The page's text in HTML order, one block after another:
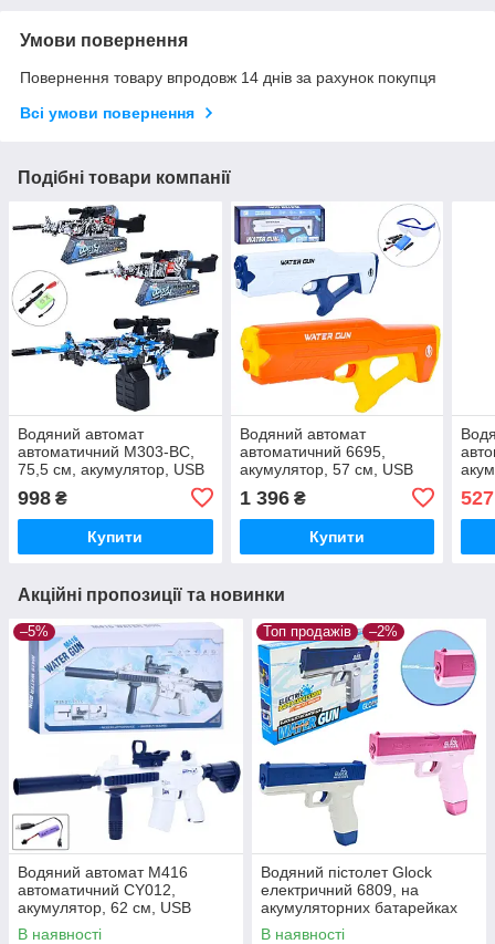
Умови повернення
Повернення товару впродовж 14 днів за рахунок покупця
Всі умови повернення
Подібні товари компанії
Водяний автомат
автоматичний M303-BC,
75,5 см, акумулятор, USB
998 ₴
Купити
Водяний автомат
автоматичний 6695,
акумулятор, 57 см, USB
1 396₴
Купити
Акційні пропозиції та новинки
–5%
Водяний автомат M416
автоматичний CY012,
акумулятор, 62 см, USB
зарядний
В наявності
Топ продажів –2%
Водяний пістолет Glock
електричний 6809, на
акумуляторних батарейках
(до комплекту не входять), 2
В наявності